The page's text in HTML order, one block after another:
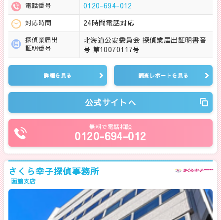
電話番号 0120-694-012
対応時間 24時間電話対応
探偵業届出
証明番号
北海道公安委員会 探偵業届出証明書番
号 第10070117号
詳細を見る 調査レポートを見る
公式サイトへ
無料で電話相談
0120-694-012
さくら幸子探偵事務所
函館支店